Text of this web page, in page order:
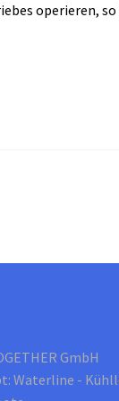
operieren, so
GmbH
Waterline -